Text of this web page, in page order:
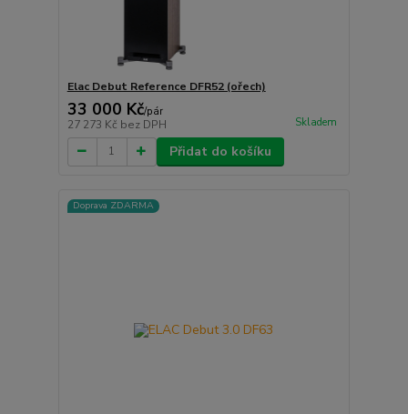
Elac Debut Reference DFR52 (ořech)
33 000 Kč/pár
27 273 Kč bez DPH Skladem
Přidat do košíku
Doprava ZDARMA